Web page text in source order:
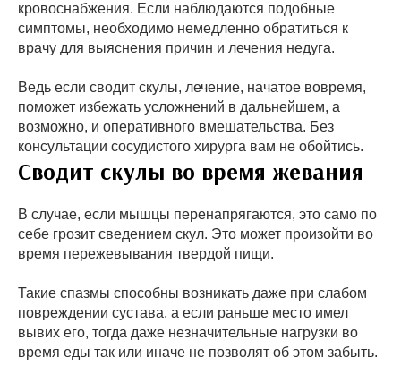
кровоснабжения. Если наблюдаются подобные
симптомы, необходимо немедленно обратиться к
врачу для выяснения причин и лечения недуга.
Ведь если сводит скулы, лечение, начатое вовремя,
поможет избежать усложнений в дальнейшем, а
возможно, и оперативного вмешательства. Без
консультации сосудистого хирурга вам не обойтись.
Сводит скулы во время жевания
В случае, если мышцы перенапрягаются, это само по
себе грозит сведением скул. Это может произойти во
время пережевывания твердой пищи.
Такие спазмы способны возникать даже при слабом
повреждении сустава, а если раньше место имел
вывих его, тогда даже незначительные нагрузки во
время еды так или иначе не позволят об этом забыть.